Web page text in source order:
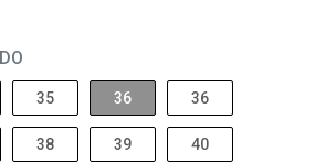
35 36 36
38 39 40